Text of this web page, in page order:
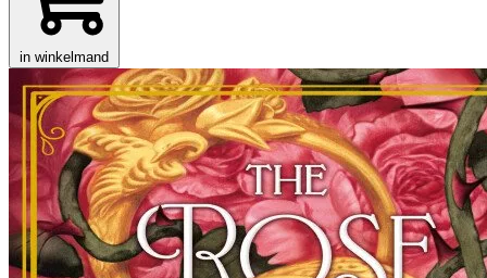
in winkelmand